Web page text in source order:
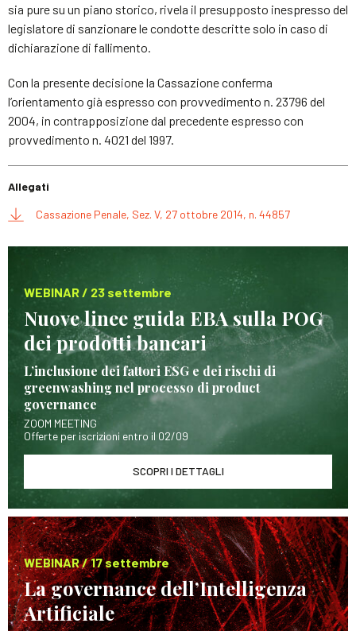
sia pure su un piano storico, rivela il presupposto inespresso del
legislatore di sanzionare le condotte descritte solo in caso di
dichiarazione di fallimento.
Con la presente decisione la Cassazione conferma
l’orientamento già espresso con provvedimento n. 23796 del
2004, in contrapposizione dal precedente espresso con
provvedimento n. 4021 del 1997.
Allegati
Cassazione Penale, Sez. V, 27 ottobre 2014, n. 44857
WEBINAR / 23 settembre
Nuove linee guida EBA sulla POG
dei prodotti bancari
L’inclusione dei fattori ESG e dei rischi di
greenwashing nel processo di product
governance
ZOOM MEETING
Offerte per iscrizioni entro il 02/09
SCOPRI I DETTAGLI
WEBINAR / 17 settembre
La governance dell’Intelligenza
Artificiale